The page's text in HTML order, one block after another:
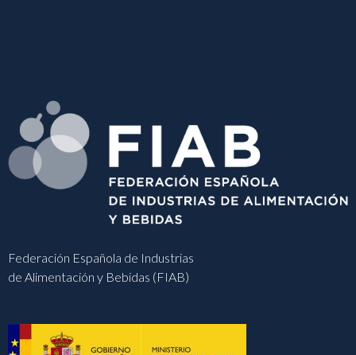
Federación Española de Industrias
de Alimentación y Bebidas (FIAB)